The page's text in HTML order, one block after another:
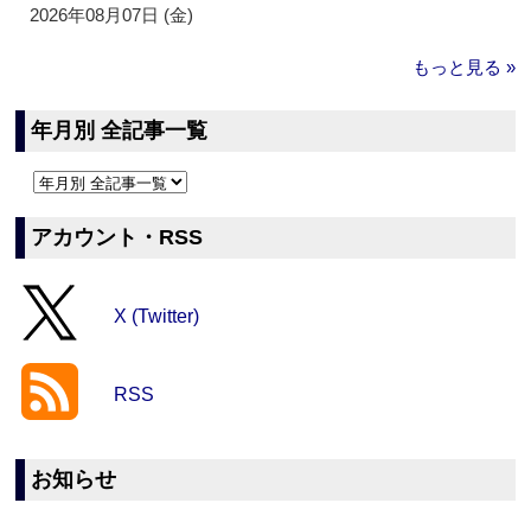
2026年08月07日 (金)
もっと見る »
年月別 全記事一覧
アカウント・RSS
X (Twitter)
RSS
お知らせ